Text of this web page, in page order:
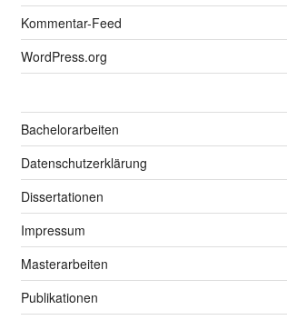
Kommentar-Feed
WordPress.org
Bachelorarbeiten
Datenschutzerklärung
Dissertationen
Impressum
Masterarbeiten
Publikationen